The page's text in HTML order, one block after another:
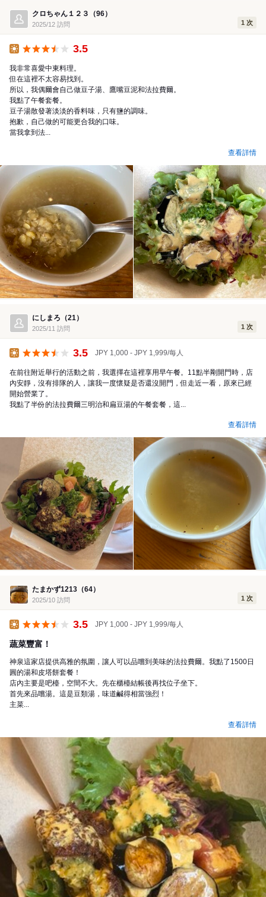
クロちゃん１２３（96）
2025/12 訪問 1 次
3.5
我非常喜愛中東料理。
但在這裡不太容易找到。
所以，我偶爾會自己做豆子湯、鷹嘴豆泥和法拉費爾。
我點了午餐套餐。
豆子湯散發著淡淡的香料味，只有鹽的調味。
抱歉，自己做的可能更合我的口味。
當我拿到法...
查看詳情
にしまろ（21）
2025/11 訪問 1 次
3.5 JPY 1,000 - JPY 1,999/每人
在前往附近舉行的活動之前，我選擇在這裡享用早午餐。11點半剛開門時，店
內安靜，沒有排隊的人，讓我一度懷疑是否還沒開門，但走近一看，原來已經
開始營業了。
我點了半份的法拉費爾三明治和扁豆湯的午餐套餐，這...
查看詳情
たまかず1213（64）
2025/10 訪問 1 次
3.5 JPY 1,000 - JPY 1,999/每人
蔬菜豐富！
神泉這家店提供高雅的氛圍，讓人可以品嚐到美味的法拉費爾。我點了1500日
圓的湯和皮塔餅套餐！
店內主要是吧檯，空間不大。先在櫃檯結帳後再找位子坐下。
首先來品嚐湯。這是豆類湯，味道鹹得相當強烈！
主菜...
查看詳情